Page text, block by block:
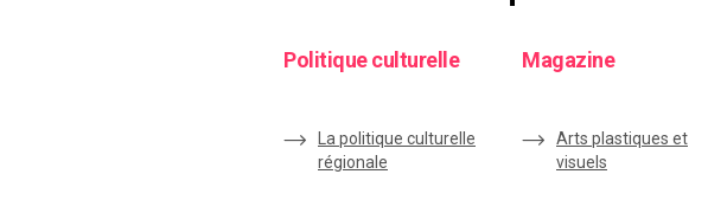
Politique culturelle
La politique culturelle
régionale
Magazine
Arts plastiques et
visuels